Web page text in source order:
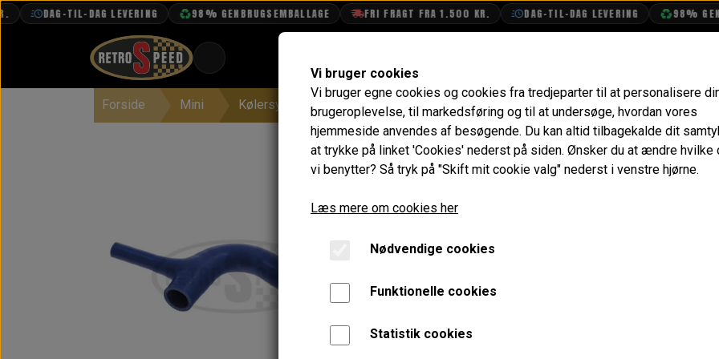
DAG-TIL-DAG LEVERING 98% GENBRUGSEMBALLAGE FRI FRAGT FRA 1.500 KR. DAG-TIL-DAG LEVERING 98%
VANDPOLERING
Forside Mini Kølersystem, Varme, Vand & Olie Vand Slanger, Montering, Væske & Kabler
Kølerslange Nederst -
Varenummer: GRH240BLUESILICONE
Nederste kølerslange i silikone.
Denne slange passer også til Clubman, hvor køleren
Passer på alle Minier op til omkring 1990 og har 1/2"
Vi bruger cookies
Vi bruger egne cookies og cookies fra tredjeparter til at personalisere
brugeroplevelse, til markedsføring og til at undersøge, hvordan vores
hjemmeside anvendes af besøgende. Du kan altid tilbagekalde dit
at trykke på linket 'Cookies' nederst på siden. Ønsker du at ændre hvilke
vi benytter? Så tryk på "Skift mit cookie valg" nederst i venstre hjørne.
Læs mere om cookies her
Nødvendige cookies
Funktionelle cookies
Statistik cookies